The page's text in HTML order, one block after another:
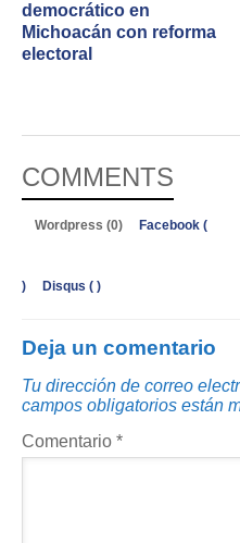
democrático en
Michoacán con reforma
electoral
COMMENTS
Wordpress (0) Facebook (
) Disqus ( )
Deja un comentario
Tu dirección de correo
campos obligatorios están
Comentario *